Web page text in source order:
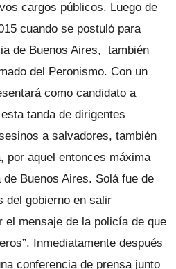
cargos públicos. Luego de
cuando se postuló para
de Buenos Aires, también
del Peronismo. Con un
como candidato a
tanda de dirigentes
a salvadores, también
por aquel entonces máxima
Buenos Aires. Solá fue de
del gobierno en salir
el mensaje de la policía de que
Inmediatamente después
conferencia de prensa junto